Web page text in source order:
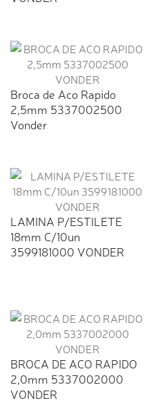
Broca de Aco Rapido
2,5mm 5337002500
Vonder
LAMINA P/ESTILETE
18mm C/10un
3599181000 VONDER
BROCA DE ACO RAPIDO
2,0mm 5337002000
VONDER